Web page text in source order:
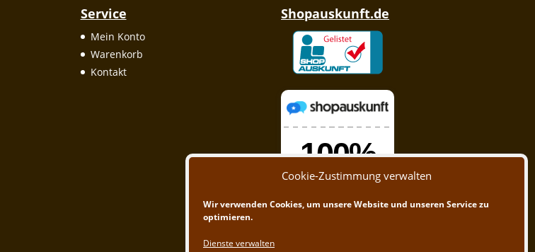
Cookie-Zustimmung verwalten
Wir verwenden Cookies, um unsere Website und unseren Service zu
optimieren.
Dienste verwalten
Service
Mein Konto
Warenkorb
Kontakt
Shopauskunft.de